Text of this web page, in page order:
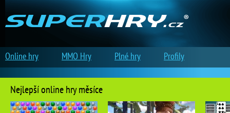
Nejlepší online hry měsíce
Online hry MMO Hry Plné hry Profily